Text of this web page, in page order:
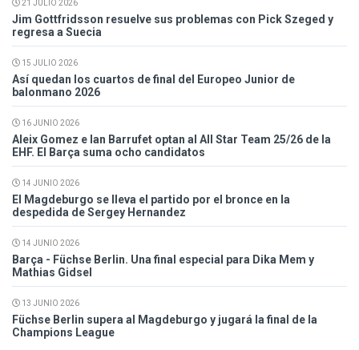
21 JULIO 2026
Jim Gottfridsson resuelve sus problemas con Pick Szeged y
regresa a Suecia
15 JULIO 2026
Así quedan los cuartos de final del Europeo Junior de
balonmano 2026
16 JUNIO 2026
Aleix Gomez e Ian Barrufet optan al All Star Team 25/26 de la
EHF. El Barça suma ocho candidatos
14 JUNIO 2026
El Magdeburgo se lleva el partido por el bronce en la
despedida de Sergey Hernandez
14 JUNIO 2026
Barça - Füchse Berlin. Una final especial para Dika Mem y
Mathias Gidsel
13 JUNIO 2026
Füchse Berlin supera al Magdeburgo y jugará la final de la
Champions League